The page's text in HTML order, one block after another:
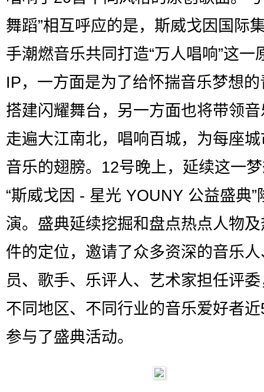
舞蹈”相互呼应的是，斯威戈因国际
手潮燃音乐共同打造“万人唱响”这一
IP，一方面是为了给怀揣音乐梦想
搭建闪耀舞台，另一方面也将带领
走遍大江南北，唱响百城，为每座
音乐的翅膀。12号晚上，延续这一
“斯威戈因 - 星光 YOUNY 公益盛典”
演。盛典延续挖掘和盘点热点人物
件的定位，邀请了众多资深的音乐
员、歌手、乐评人、艺术家担任评
不同地区、不同行业的音乐爱好者
参与了盛典活动。